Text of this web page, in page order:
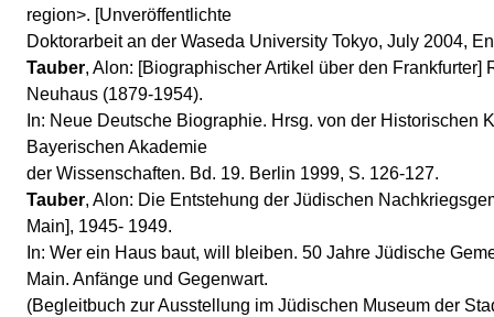
region>. [Unveröffentlichte
Doktorarbeit an der Waseda University Tokyo, July 2004,
Tauber, Alon: [Biographischer Artikel über den Frankfurter]
Neuhaus (1879-1954).
In: Neue Deutsche Biographie. Hrsg. von der Historischen
Bayerischen Akademie
der Wissenschaften. Bd. 19. Berlin 1999, S. 126-127.
Tauber, Alon: Die Entstehung der Jüdischen
Main], 1945- 1949.
In: Wer ein Haus baut, will bleiben. 50 Jahre Jüdische
Main. Anfänge und Gegenwart.
(Begleitbuch zur Ausstellung im Jüdischen Museum der